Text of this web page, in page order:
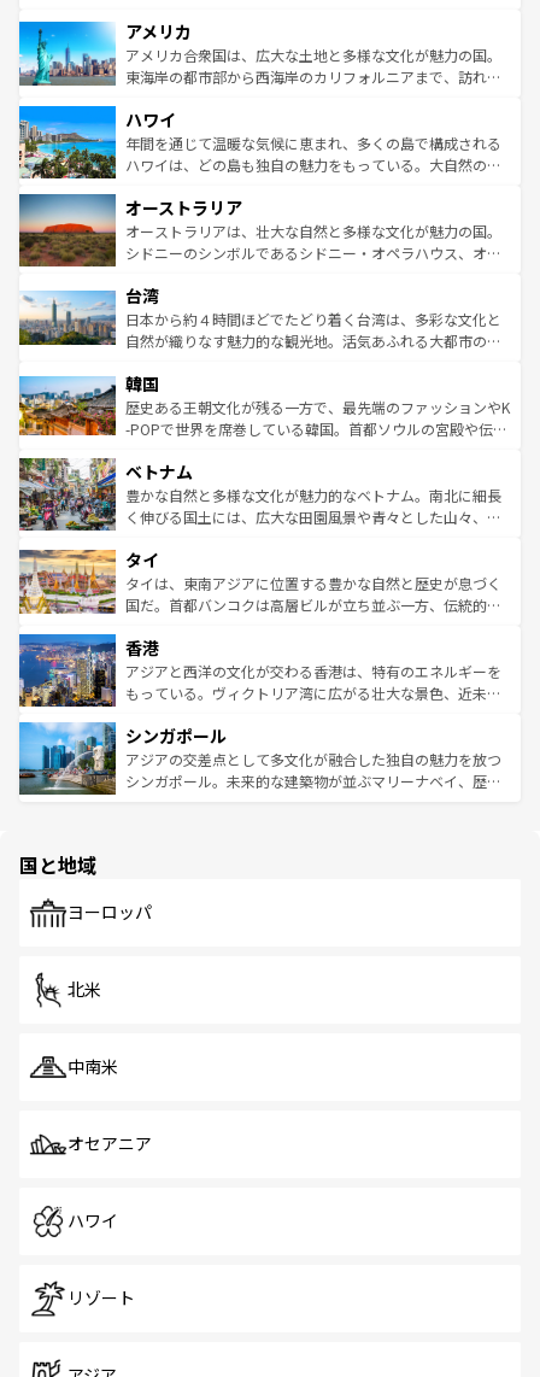
ンツ一覧を参照してほしい。
の建物がそのまま残る町や、スイスならではのユニークな
博物館もあり、アルプス観光だけでなく町歩きも満喫する
ことができる。国民の所得が高いため物価も高いが、旅行
ば市内交通費無料で観光を楽しむこともできる。 なお、新
着のスイス情報はコンテンツ一覧 を参照してほしい。
アメリカ
アメリカ合衆国は、広大な土地と多様な文化が魅力の国。
東海岸の都市部から西海岸のカリフォルニアまで、訪れる
のような巨大都市は、観光、ショッピング、エンターテイ
ンメントが詰まった刺激的なスポットだ。一方、アメリカ
西部には大自然が広がり、グランドキャニオンやイエロー
部のニューオーリンズでは、音楽と美食が融合した独特の
文化が魅力。旅行者はアメリカの各地域で異なる魅力を楽
しみながら、その多様性と豊かな歴史を感じることができ
ならではの贅沢な旅のスタイルだ。 なお、新着のアメリカ
情報はコンテンツ一覧を参照してほしい。
ハワイ
年間を通じて温暖な気候に恵まれ、多くの島で構成される
ハワイは、どの島も独自の魅力をもっている。大自然の神
ワイ島は見逃せない。また、定番の観光地といえばオアフ
島だが、静かな自然を求めるならマウイ島やカウアイ島が
おすすめ。エメラルドグリーンに輝く海をはじめ、豊かな
れるおもてなしの心で訪れる人々を迎えてくれるハワイの
人々、おいしいローカルフードやハワイアンミュージッ
ク、伝統的なフラダンスなど、すべてがハワイの魅力を彩
ワイを、存分に味わってほしい。 なお、新着のハワイ情報
はコンテンツ一覧を参照してほしい。
オーストラリア
オーストラリアは、壮大な自然と多様な文化が魅力の国。
シドニーのシンボルであるシドニー・オペラハウス、オー
リアリーフや大陸中央部にそびえるウルル（エアーズロッ
ク）、タスマニアの美しい原生林やケアンズの熱帯雨林な
ど、見どころがたくさん。また、カフェやワイン、オージ
いる。アクティビティも充実しており、サーフィンやダイ
ビング、ハイキングなど、アウトドア好きにはたまらな
い。オーストラリアの多彩な魅力を存分に味わいつくそ
参照してほしい。
台湾
日本から約４時間ほどでたどり着く台湾は、多彩な文化と
自然が織りなす魅力的な観光地。活気あふれる大都市の台
ン）、静ひつな山岳地帯である台湾東部など、都市の喧騒
と山間の静けさが共存しており、訪れる人に新しい発見と
驚きをもたらしてくれる。また、奥深い台湾の食文化も魅
容にもいいと評判のスイーツなど、バラエティ豊かな料理
が味わえる。 なお、新着の台湾情報は コンテンツ一覧を参
照してほしい。
韓国
歴史ある王朝文化が残る一方で、最先端のファッションやK
-POPで世界を席巻している韓国。首都ソウルの宮殿や伝統
き、地方に足を延ばせば四季折々の自然美を楽しむことが
できる。そして、キムチや焼肉、絶品のストリートフード
まで、さまざまな韓国料理が待っている。夜には、韓国な
リティに包まれながら、韓国の多彩な魅力を心ゆくまで味
わってみてほしい。 なお、新着の韓国情報はコンテンツ一
覧を参照してほしい。
ベトナム
豊かな自然と多様な文化が魅力的なベトナム。南北に細長
く伸びる国土には、広大な田園風景や青々とした山々、世
急速な発展と共に伝統が息づく。ハノイの古い町並みやホ
ーチミン市のフランス統治時代の建物も、独特の雰囲気を
醸し出している。また、バラエティの豊かさとおいしさで
とつ。フォーやバインミー、ベトナムコーヒーなどは、ぜ
ひ現地で味わいたい。どの地域を訪れてもあたたかい人々
が旅行者を迎えてくれるので、きっと忘れられない旅にな
参照してほしい。
タイ
タイは、東南アジアに位置する豊かな自然と歴史が息づく
国だ。首都バンコクは高層ビルが立ち並ぶ一方、伝統的な
の活気が交差している。北部ではチェンマイなどの山岳地
帯で自然と触れ合い、南部ではプーケットやクラビの美し
いビーチでリゾート気分を楽しむことができる。タイ料理
激する。気候は一年中温暖で、どの季節にも異なる楽しみ
が待っている。親しみやすいタイの人々、仏教を中心とし
た文化、そして多様な観光資源が、訪れる旅人を魅了し続
香港
アジアと西洋の文化が交わる香港は、特有のエネルギーを
もっている。ヴィクトリア湾に広がる壮大な景色、近未来
み、どこを訪れても感動するはず。観光スポットが密集し
ており、効率よく見どころを回れるのも魅力。息をのむよ
うな絶景から文化的な体験まで、香港を存分に楽しみ尽く
シンガポール
アジアの交差点として多文化が融合した独自の魅力を放つ
シンガポール。未来的な建築物が並ぶマリーナベイ、歴史
で、ホーカーズは地元の風情を楽しめる外せないスポット
国と地域
ヨーロッパ
北米
中南米
オセアニア
ハワイ
リゾート